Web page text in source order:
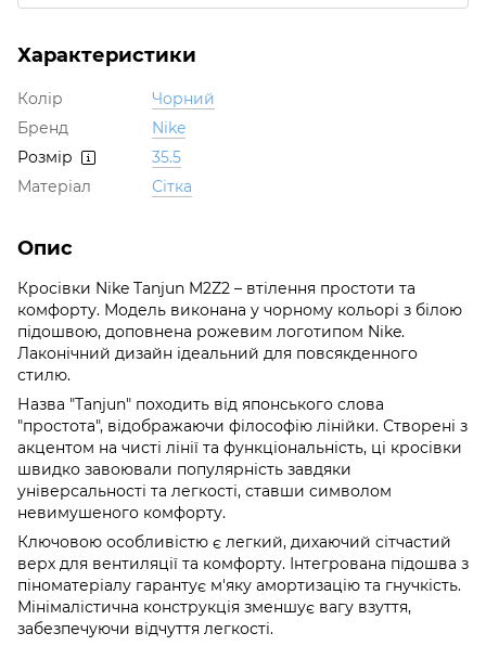
Характеристики
Колір
Чорний
Бренд
Nike
Розмір
35.5
Матеріал
Сітка
Опис
Кросівки Nike Tanjun M2Z2 – втілення простоти та
комфорту. Модель виконана у чорному кольорі з білою
підошвою, доповнена рожевим логотипом Nike.
Лаконічний дизайн ідеальний для повсякденного
стилю.
Назва "Tanjun" походить від японського слова
"простота", відображаючи філософію лінійки. Створені з
акцентом на чисті лінії та функціональність, ці кросівки
швидко завоювали популярність завдяки
універсальності та легкості, ставши символом
невимушеного комфорту.
Ключовою особливістю є легкий, дихаючий сітчастий
верх для вентиляції та комфорту. Інтегрована підошва з
піноматеріалу гарантує м'яку амортизацію та гнучкість.
Мінімалістична конструкція зменшує вагу взуття,
забезпечуючи відчуття легкості.